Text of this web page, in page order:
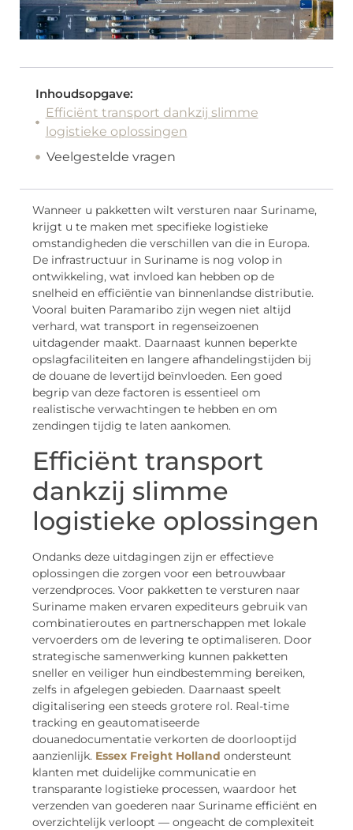
Inhoudsopgave:
Efficiënt transport dankzij slimme
logistieke oplossingen
Veelgestelde vragen
Wanneer u pakketten wilt versturen naar Suriname,
krijgt u te maken met specifieke logistieke
omstandigheden die verschillen van die in Europa.
De infrastructuur in Suriname is nog volop in
ontwikkeling, wat invloed kan hebben op de
snelheid en efficiëntie van binnenlandse distributie.
Vooral buiten Paramaribo zijn wegen niet altijd
verhard, wat transport in regenseizoenen
uitdagender maakt. Daarnaast kunnen beperkte
opslagfaciliteiten en langere afhandelingstijden bij
de douane de levertijd beïnvloeden. Een goed
begrip van deze factoren is essentieel om
realistische verwachtingen te hebben en om
zendingen tijdig te laten aankomen.
Efficiënt transport
dankzij slimme
logistieke oplossingen
Ondanks deze uitdagingen zijn er effectieve
oplossingen die zorgen voor een betrouwbaar
verzendproces. Voor pakketten te versturen naar
Suriname maken ervaren expediteurs gebruik van
combinatieroutes en partnerschappen met lokale
vervoerders om de levering te optimaliseren. Door
strategische samenwerking kunnen pakketten
sneller en veiliger hun eindbestemming bereiken,
zelfs in afgelegen gebieden. Daarnaast speelt
digitalisering een steeds grotere rol. Real-time
tracking en geautomatiseerde
douanedocumentatie verkorten de doorlooptijd
aanzienlijk. Essex Freight Holland ondersteunt
klanten met duidelijke communicatie en
transparante logistieke processen, waardoor het
verzenden van goederen naar Suriname efficiënt en
overzichtelijk verloopt — ongeacht de complexiteit